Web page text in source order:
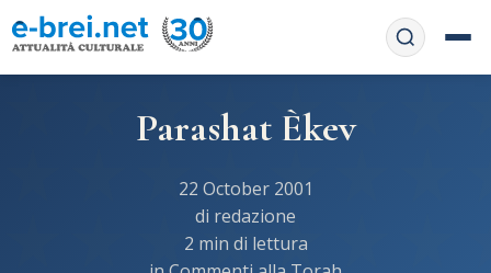
APP web
Informativa Privacy
Parashat Èkev
22 October 2001
di redazione
2 min di lettura